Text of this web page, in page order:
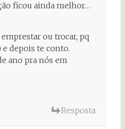
ficou ainda melhor…
ou trocar, pq
e depois te conto.
ano pra nós em
Resposta